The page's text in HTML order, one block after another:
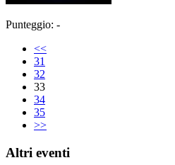
Punteggio: -
<<
31
32
33
34
35
>>
Altri eventi